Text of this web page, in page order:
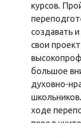
курсов.
создавать
свои
большое
духовно-
ходе
перед